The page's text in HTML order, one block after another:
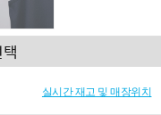
실시간 재고 및 매장위치